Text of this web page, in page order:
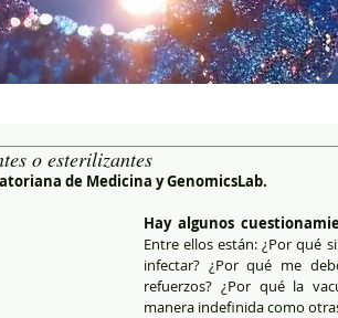
o esterilizantes
de Medicina y GenomicsLab.
Hay algunos
Entre ellos están: ¿Por qué
infectar? ¿Por qué me
refuerzos? ¿Por qué la
manera indefinida como